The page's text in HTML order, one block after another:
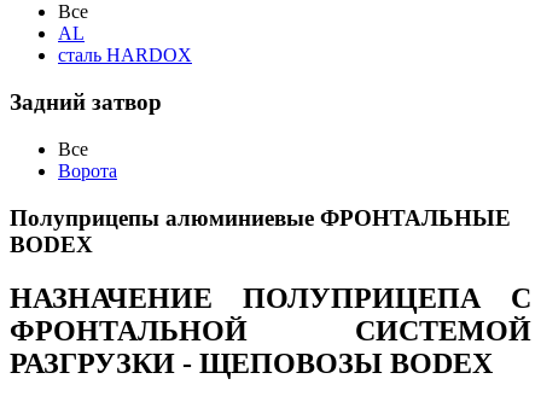
Все
AL
сталь HARDOX
Задний затвор
Все
Ворота
Полуприцепы алюминиевые ФРОНТАЛЬНЫЕ
BODEX
НАЗНАЧЕНИЕ ПОЛУПРИЦЕПА С
ФРОНТАЛЬНОЙ СИСТЕМОЙ
РАЗГРУЗКИ - ЩЕПОВОЗЫ BODEX